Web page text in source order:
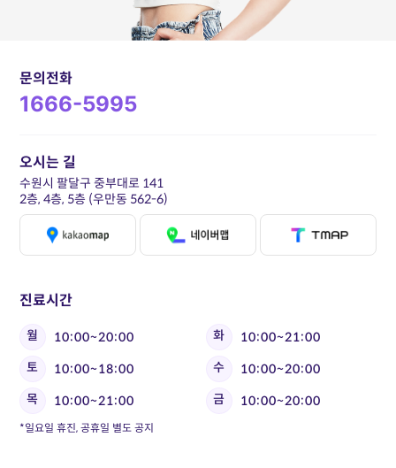
문의전화
1666-5995
진료시간
월 10:00~20:00 화
10:00~21:00
토
10:00~18:00 수
10:00~20:00
목
10:00~21:00 금 10:00~20:00
*일요일 휴진, 공휴일 별도 공지
오시는 길
수원시 팔달구 중부대로 141
2층, 4층, 5층 (우만동 562-6)